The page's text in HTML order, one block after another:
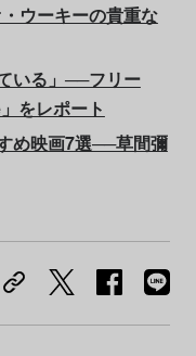
ウーキーの貴重な
いる」──フリー
をレポート
め映画7選──草間彌